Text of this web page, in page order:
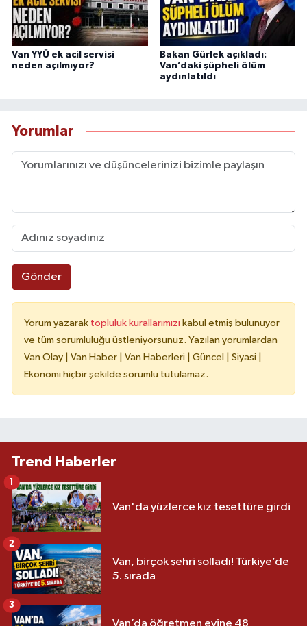
Van YYÜ ek acil servisi
neden açılmıyor?
Bakan Gürlek açıkladı:
Van’daki şüpheli ölüm
aydınlatıldı
Yorumlar
Gönder
Yorum yazarak topluluk kurallarımızı kabul etmiş bulunuyor
ve tüm sorumluluğu üstleniyorsunuz. Yazılan yorumlardan
Van Olay | Van Haber | Van Haberleri | Güncel | Siyasi |
Ekonomi hiçbir şekilde sorumlu tutulamaz.
Trend Haberler
Van'da yüzlerce kız tesettüre girdi
1
Van, birçok şehri solladı! Türkiye’de
5. sırada
2
Van’da öğretmen evine 48
3